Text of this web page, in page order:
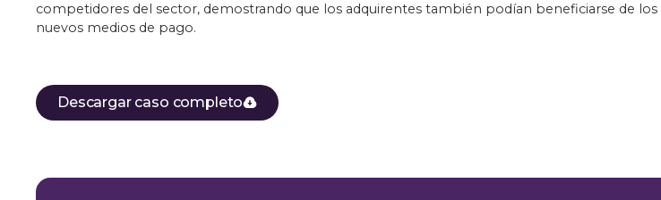
competidores del sector, demostrando que los adquirentes también podían beneficiarse de los
nuevos medios de pago.
Descargar caso completo